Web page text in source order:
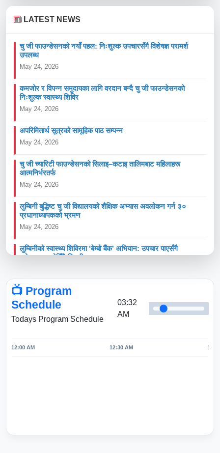
r
a
LATEST NEWS
चु जी फाउन्डेसनको नयाँ पहल: निःशुल्क उपचारसँगै विशेषज्ञ परामर्श
उपलब्ध
May 24, 2026
कमजोर र विपन्न समुदायका लागि वरदान बन्दै चु जी फाउन्डेसनको
निःशुल्क स्वास्थ्य शिविर
May 24, 2026
अपरिमितार्थ सूत्रको सामूहिक पाठ सम्पन्न
May 24, 2026
चु जी च्यारिटी फाउन्डेसनको सिलाइ–कटाइ तालिमबाट महिलाहरू
आत्मनिर्भरतर्फ
May 24, 2026
लुम्बिनी बुद्धिष्ट चु जी विद्यालयको शैक्षिक अभ्यास अवलोकन गर्न ३०
प्रधानाध्यापकको भ्रमण
May 24, 2026
लुम्बिनीको स्वास्थ्य शिविरमा ‘बेम्बो बैंक’ अभियान: उपचार पाएसँगै
परोपकारमा जोडिँदै बिरामीहरू
च्यारिटी डेको अवसरमा लुम्बिनीमा राहत वितरण: विपन्न परिवारमा आशा र
खुसी छर्दै चु जी फाउन्डेसन
May 24, 2026
📺 Program
Schedule
Todays Program Schedule
03:32
AM
12:00 AM 12:30 AM 1:00